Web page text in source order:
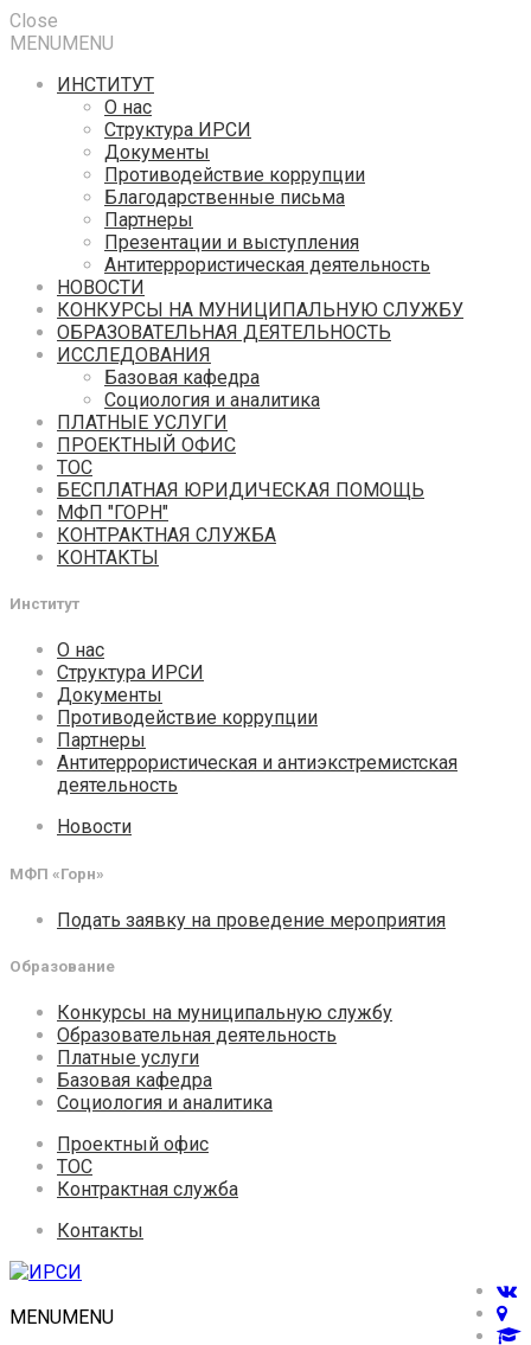
Close
MENUMENU
ИНСТИТУТ
О нас
Структура ИРСИ
Документы
Противодействие коррупции
Благодарственные письма
Партнеры
Презентации и выступления
Антитеррористическая деятельность
НОВОСТИ
КОНКУРСЫ НА МУНИЦИПАЛЬНУЮ СЛУЖБУ
ОБРАЗОВАТЕЛЬНАЯ ДЕЯТЕЛЬНОСТЬ
ИССЛЕДОВАНИЯ
Базовая кафедра
Социология и аналитика
ПЛАТНЫЕ УСЛУГИ
ПРОЕКТНЫЙ ОФИС
ТОС
БЕСПЛАТНАЯ ЮРИДИЧЕСКАЯ ПОМОЩЬ
МФП "ГОРН"
КОНТРАКТНАЯ СЛУЖБА
КОНТАКТЫ
Институт
О нас
Структура ИРСИ
Документы
Противодействие коррупции
Партнеры
Антитеррористическая и антиэкстремистская
деятельность
Новости
МФП «Горн»
Подать заявку на проведение мероприятия
Образование
Конкурсы на муниципальную службу
Образовательная деятельность
Платные услуги
Базовая кафедра
Социология и аналитика
Проектный офис
ТОС
Контрактная служба
Контакты
MENUMENU